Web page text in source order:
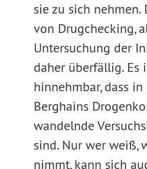
sie zu sich
von Drugchecking,
Untersuchung der
daher überfällig. Es
hinnehmbar, dass
Berghains
wandelnde
sind. Nur wer weiß,
nimmt, kann sich